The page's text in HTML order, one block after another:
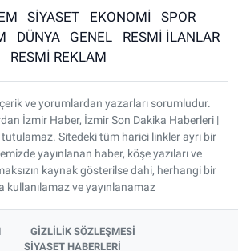
SİYASET EKONOMİ
SPOR
DÜNYA GENEL
RESMİ İLANLAR
RESMİ REKLAM
ve yorumlardan yazarları sorumludur.
İzmir Haber, İzmir Son Dakika Haberleri |
Sitedeki tüm harici linkler ayrı bir
yayınlanan haber, köşe yazıları ve
kaynak gösterilse dahi, herhangi bir
kullanılamaz ve yayınlanamaz
GİZLİLİK SÖZLEŞMESİ
SİYASET HABERLERİ